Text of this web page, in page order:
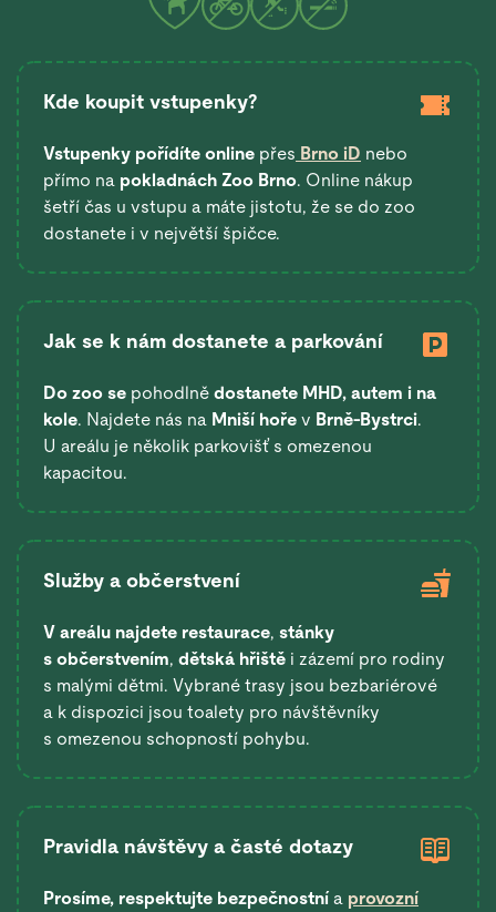
Kde koupit vstupenky?
Vstupenky pořídíte online přes Brno iD nebo
přímo na pokladnách Zoo Brno. Online nákup
šetří čas u vstupu a máte jistotu, že se do zoo
dostanete i v největší špičce.
Jak se k nám dostanete a parkování
Do zoo se pohodlně dostanete MHD, autem i na
kole. Najdete nás na Mniší hoře v Brně-Bystrci.
U areálu je několik parkovišť s omezenou
kapacitou.
Služby a občerstvení
V areálu najdete restaurace, stánky
s občerstvením, dětská hřiště i zázemí pro rodiny
s malými dětmi. Vybrané trasy jsou bezbariérové
a k dispozici jsou toalety pro návštěvníky
s omezenou schopností pohybu.
Pravidla návštěvy a časté dotazy
Prosíme, respektujte bezpečnostní a provozní